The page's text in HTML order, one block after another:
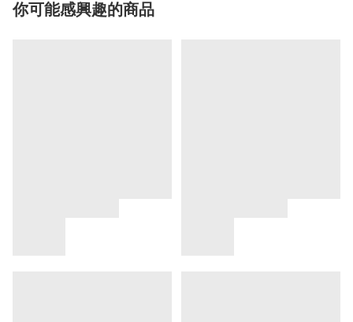
你可能感興趣的商品